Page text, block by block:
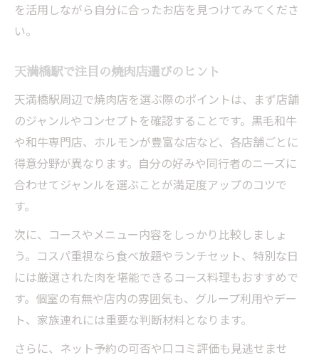
を活用しながら自分に合ったお店を見つけてみてくださ
い。
天満橋駅で注目の焼肉店選びのヒント
天満橋駅周辺で焼肉店を選ぶ際のポイントは、まず店舗
のジャンルやコンセプトを確認することです。黒毛和牛
や和牛専門店、ホルモンが豊富な店など、各店舗ごとに
得意分野が異なります。自分の好みや同行者のニーズに
合わせてジャンルを選ぶことが満足度アップのコツで
す。
次に、コースやメニュー内容をしっかり比較しましょ
う。コスパ重視なら食べ放題やランチセット、特別な日
には厳選された肉を堪能できるコース料理もおすすめで
す。個室の有無や店内の雰囲気も、グループ利用やデー
ト、家族連れには重要な判断材料となります。
さらに、ネット予約の可否や口コミ評価も見逃せませ